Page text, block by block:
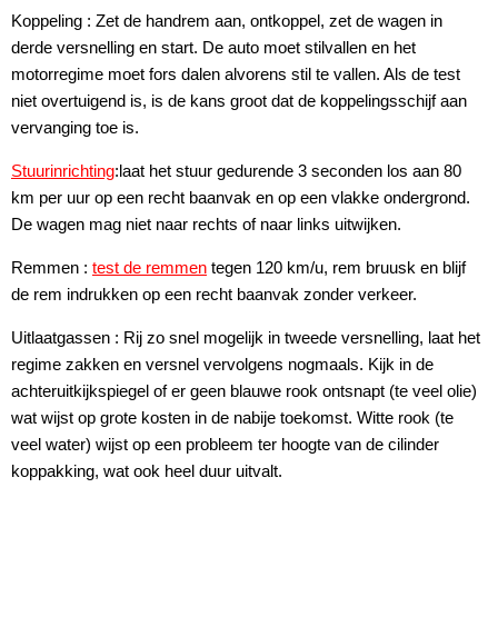
Koppeling : Zet de handrem aan, ontkoppel, zet de wagen in
derde versnelling en start. De auto moet stilvallen en het
motorregime moet fors dalen alvorens stil te vallen. Als de test
niet overtuigend is, is de kans groot dat de koppelingsschijf aan
vervanging toe is.
Stuurinrichting:laat het stuur gedurende 3 seconden los aan 80
km per uur op een recht baanvak en op een vlakke ondergrond.
De wagen mag niet naar rechts of naar links uitwijken.
Remmen : test de remmen tegen 120 km/u, rem bruusk en blijf
de rem indrukken op een recht baanvak zonder verkeer.
Uitlaatgassen : Rij zo snel mogelijk in tweede versnelling, laat het
regime zakken en versnel vervolgens nogmaals. Kijk in de
achteruitkijkspiegel of er geen blauwe rook ontsnapt (te veel olie)
wat wijst op grote kosten in de nabije toekomst. Witte rook (te
veel water) wijst op een probleem ter hoogte van de cilinder
koppakking, wat ook heel duur uitvalt.